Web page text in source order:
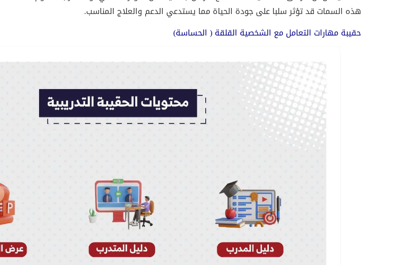
هذه السمات قد تؤثر سلبا على جودة الحياة مما يستدعي الدعم والعلاج المناسب.
حقيبة مهارات التعامل مع الشخصية القلقة ( الحساسة)